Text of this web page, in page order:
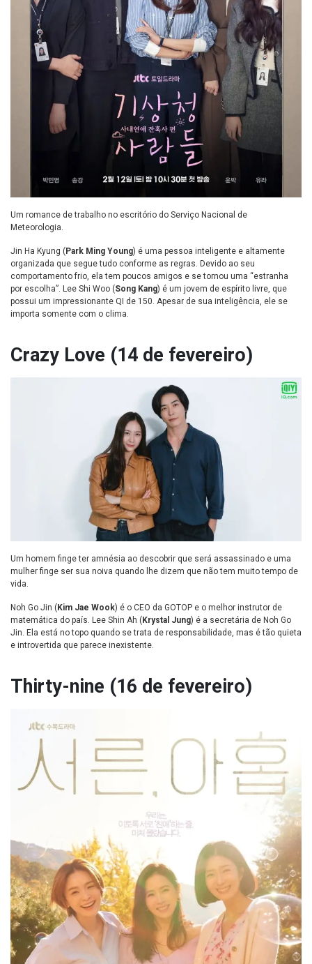
Um romance de trabalho no escritório do Serviço Nacional de
Meteorologia.
Jin Ha Kyung ( Park Ming Young) é uma pessoa inteligente e altamente
organizada que segue tudo conforme as regras. Devido ao seu
comportamento frio, ela tem poucos amigos e se tornou uma “estranha
por escolha”. Lee Shi Woo (Song Kang) é um jovem de espírito livre, que
possui um impressionante QI de 150. Apesar de sua inteligência, ele se
importa somente com o clima.
Crazy Love (14 de fevereiro)
Um homem finge ter amnésia ao descobrir que será assassinado e uma
mulher finge ser sua noiva quando lhe dizem que não tem muito tempo de
vida.
Noh Go Jin ( Kim Jae Wook) é o CEO da GOTOP e o melhor instrutor de
matemática do país. Lee Shin Ah ( Krystal Jung) é a secretária de Noh Go
Jin. Ela está no topo quando se trata de responsabilidade, mas é tão quieta
e introvertida que parece inexistente.
Thirty-nine (16 de fevereiro)